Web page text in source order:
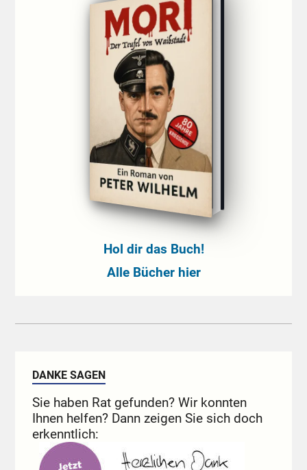
Hol dir das Buch!
Alle Bücher hier
DANKE SAGEN
Sie haben Rat gefunden? Wir konnten
Ihnen helfen? Dann zeigen Sie sich doch
erkenntlich: